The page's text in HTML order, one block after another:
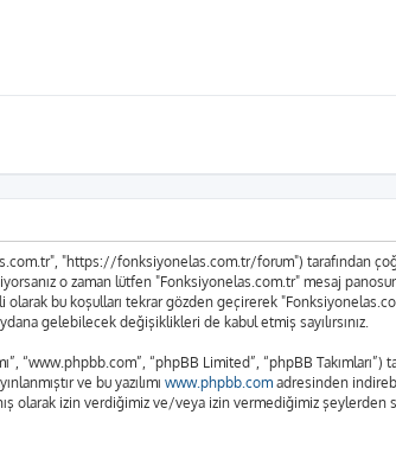
"https://fonksiyonelas.com.tr/forum") tarafından
o zaman lütfen "Fonksiyonelas.com.tr" mesaj
bu koşulları tekrar gözden geçirerek
gelebilecek değişiklikleri de kabul etmiş sayılırsınız.
“www.phpbb.com”, “phpBB Limited”, “phpBB
ve bu yazılımı www.phpbb.com adresinden
olarak izin verdiğimiz ve/veya izin vermediğimiz şeylerden